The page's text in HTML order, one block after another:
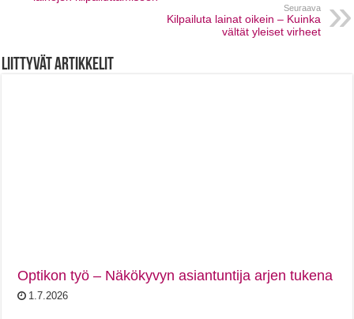
Seuraava
Kilpailuta lainat oikein – Kuinka
vältät yleiset virheet
Liittyvät artikkelit
Optikon työ – Näkökyvyn asiantuntija arjen tukena
1.7.2026